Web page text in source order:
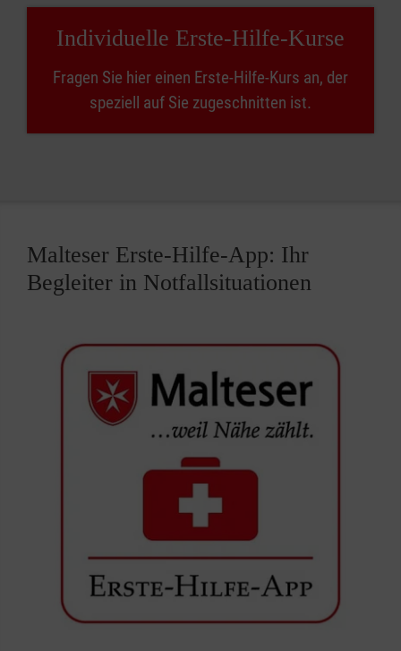
Individuelle Erste-Hilfe-Kurse
Fragen Sie hier einen Erste-Hilfe-Kurs an, der
speziell auf Sie zugeschnitten ist.
Malteser Erste-Hilfe-App: Ihr
Begleiter in Notfallsituationen